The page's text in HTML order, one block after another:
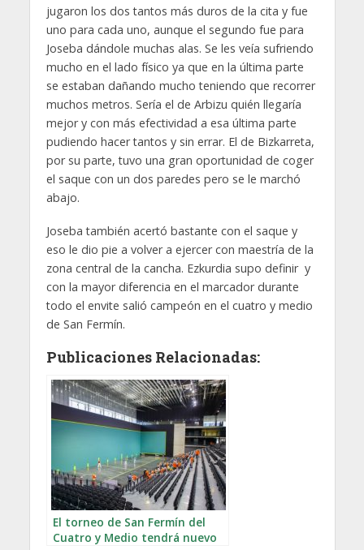
jugaron los dos tantos más duros de la cita y fue
uno para cada uno, aunque el segundo fue para
Joseba dándole muchas alas. Se les veía sufriendo
mucho en el lado físico ya que en la última parte
se estaban dañando mucho teniendo que recorrer
muchos metros. Sería el de Arbizu quién llegaría
mejor y con más efectividad a esa última parte
pudiendo hacer tantos y sin errar. El de Bizkarreta,
por su parte, tuvo una gran oportunidad de coger
el saque con un dos paredes pero se le marchó
abajo.
Joseba también acertó bastante con el saque y
eso le dio pie a volver a ejercer con maestría de la
zona central de la cancha. Ezkurdia supo definir y
con la mayor diferencia en el marcador durante
todo el envite salió campeón en el cuatro y medio
de San Fermín.
Publicaciones Relacionadas:
El torneo de San Fermín del
Cuatro y Medio tendrá nuevo